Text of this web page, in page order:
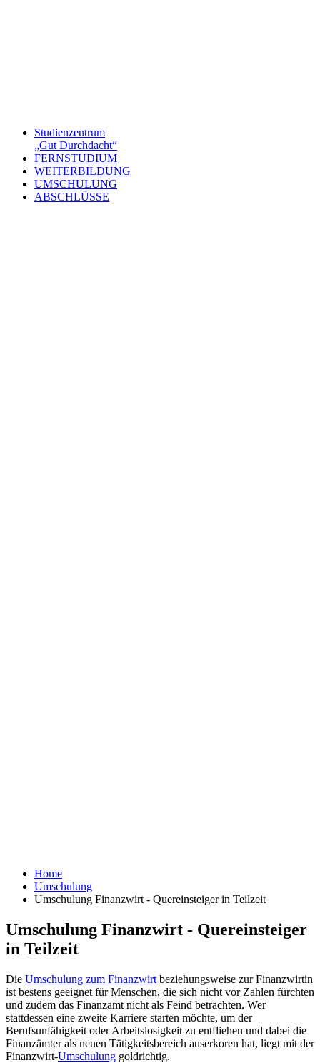
Studienzentrum
„Gut Durchdacht“
FERNSTUDIUM
WEITERBILDUNG
UMSCHULUNG
ABSCHLÜSSE
Home
Umschulung
Umschulung Finanzwirt - Quereinsteiger in Teilzeit
Umschulung Finanzwirt - Quereinsteiger
in Teilzeit
Die Umschulung zum Finanzwirt beziehungsweise zur Finanzwirtin
ist bestens geeignet für Menschen, die sich nicht vor Zahlen fürchten
und zudem das Finanzamt nicht als Feind betrachten. Wer
stattdessen eine zweite Karriere starten möchte, um der
Berufsunfähigkeit oder Arbeitslosigkeit zu entfliehen und dabei die
Finanzämter als neuen Tätigkeitsbereich auserkoren hat, liegt mit der
Finanzwirt-Umschulung goldrichtig.